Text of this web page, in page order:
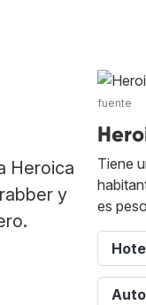
Heroica
y
fuente
Tiene
es